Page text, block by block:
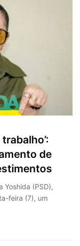
de
Yoshida (PSD),
feira (7), um